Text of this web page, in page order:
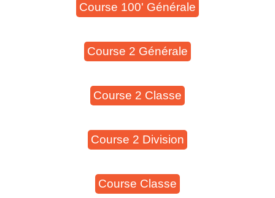
Course 100' Générale
Course 2 Générale
Course 2 Classe
Course 2 Division
Course Classe